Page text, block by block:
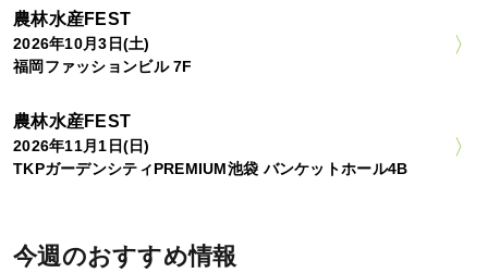
農林水産FEST
2026年10月3日(土)
福岡ファッションビル 7F
農林水産FEST
2026年11月1日(日)
TKPガーデンシティPREMIUM池袋 バンケットホール4B
今週のおすすめ情報